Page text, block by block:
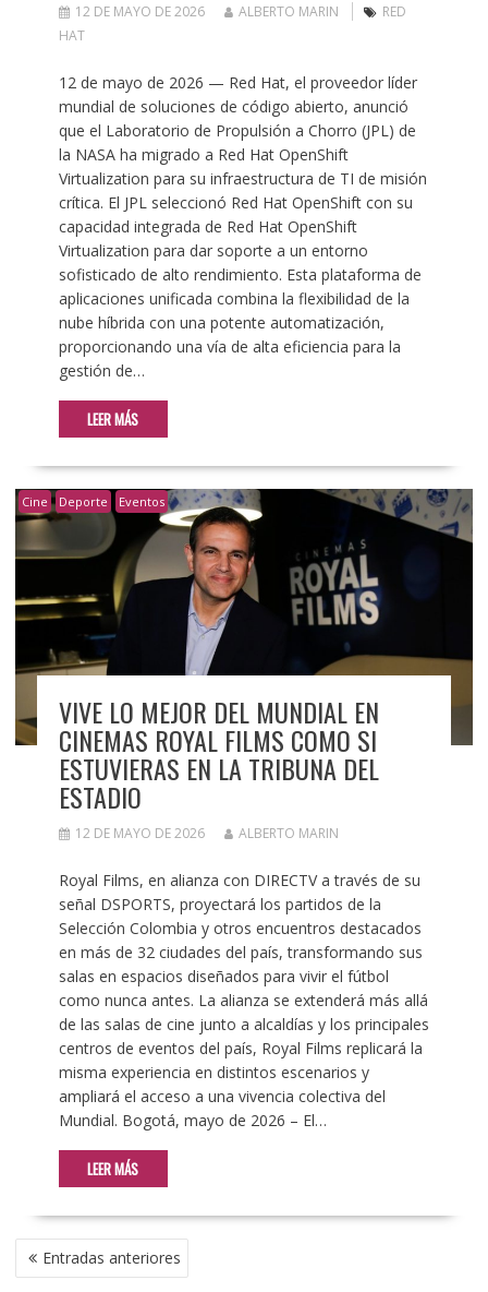
12 DE MAYO DE 2026 ALBERTO MARIN
RED
HAT
12 de mayo de 2026 — Red Hat, el proveedor líder
mundial de soluciones de código abierto, anunció
que el Laboratorio de Propulsión a Chorro (JPL) de
la NASA ha migrado a Red Hat OpenShift
Virtualization para su infraestructura de TI de misión
crítica. El JPL seleccionó Red Hat OpenShift con su
capacidad integrada de Red Hat OpenShift
Virtualization para dar soporte a un entorno
sofisticado de alto rendimiento. Esta plataforma de
aplicaciones unificada combina la flexibilidad de la
nube híbrida con una potente automatización,
proporcionando una vía de alta eficiencia para la
gestión de…
LEER MÁS
Cine Deporte Eventos
VIVE LO MEJOR DEL MUNDIAL EN
CINEMAS ROYAL FILMS COMO SI
ESTUVIERAS EN LA TRIBUNA DEL
ESTADIO
12 DE MAYO DE 2026 ALBERTO MARIN
Royal Films, en alianza con DIRECTV a través de su
señal DSPORTS, proyectará los partidos de la
Selección Colombia y otros encuentros destacados
en más de 32 ciudades del país, transformando sus
salas en espacios diseñados para vivir el fútbol
como nunca antes. La alianza se extenderá más allá
de las salas de cine junto a alcaldías y los principales
centros de eventos del país, Royal Films replicará la
misma experiencia en distintos escenarios y
ampliará el acceso a una vivencia colectiva del
Mundial. Bogotá, mayo de 2026 – El…
LEER MÁS
NAVEGACIÓN
DE Entradas anteriores